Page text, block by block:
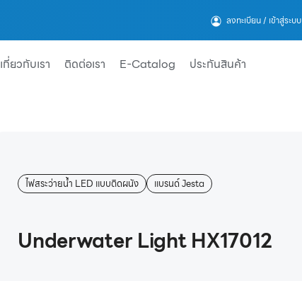
ลงทะเบียน / เข้าสู่ระบบ
เกี่ยวกับเรา ติดต่อเรา E-Catalog ประกันสินค้า
ไฟสระว่ายน้ำ LED แบบติดผนัง แบรนด์ Jesta
Underwater Light HX17012